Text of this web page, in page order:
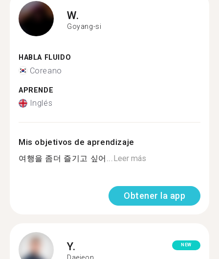
W.
Goyang-si
HABLA FLUIDO
Coreano
APRENDE
Inglés
Mis objetivos de aprendizaje
여행을 좀더 즐기고 싶어...Leer más
Obtener la app
Y.
Daejeon
NEW